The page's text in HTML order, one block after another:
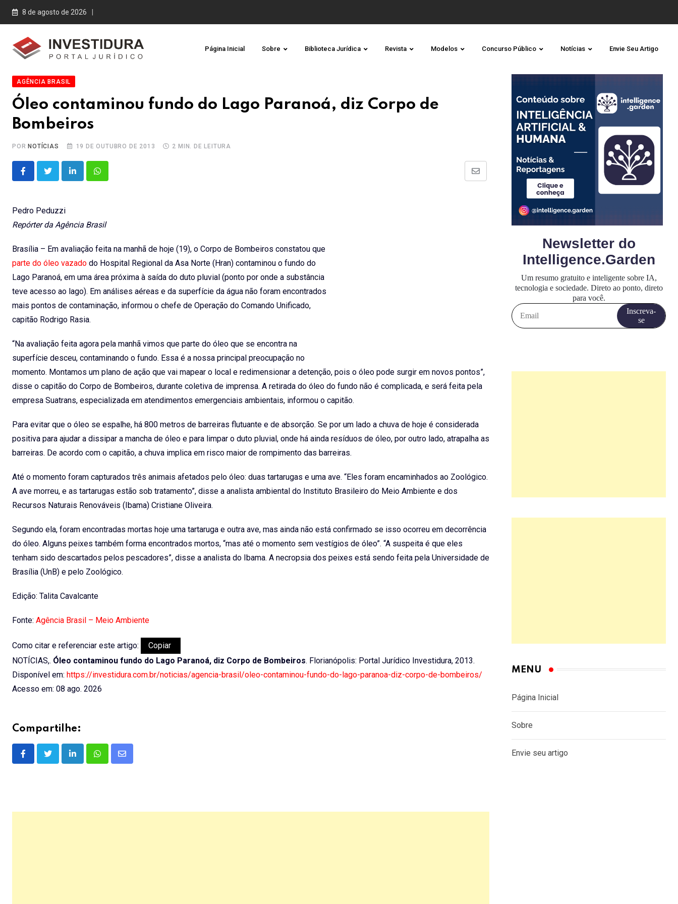
Skip
8 de agosto de 2026
Página Inicial Sobre Biblioteca Jurídica Revista Modelos Concurso Público Notícias Envie Seu Artigo
AGÊNCIA BRASIL
Óleo contaminou fundo do Lago Paranoá, diz Corpo de
Bombeiros
PORNOTÍCIAS 19 DE OUTUBRO DE 2013 2 MIN. DE LEITURA
LinkedInWhatsapp
Share
Pedro Peduzzi
Repórter da Agência Brasil
Brasília – Em avaliação feita na manhã de hoje (19), o Corpo de Bombeiros constatou que
parte do óleo vazado do Hospital Regional da Asa Norte (Hran) contaminou o fundo do
Lago Paranoá, em uma área próxima à saída do duto pluvial (ponto por onde a substância
teve acesso ao lago). Em análises aéreas e da superfície da água não foram encontrados
mais pontos de contaminação, informou o chefe de Operação do Comando Unificado,
capitão Rodrigo Rasia.
“Na avaliação feita agora pela manhã vimos que parte do óleo que se encontra na
superfície desceu, contaminando o fundo. Essa é a nossa principal preocupação no
momento. Montamos um plano de ação que vai mapear o local e redimensionar a detenção, pois o óleo pode surgir em novos pontos”,
disse o capitão do Corpo de Bombeiros, durante coletiva de imprensa. A retirada do óleo do fundo não é complicada, e será feita pela
empresa Suatrans, especializada em atendimentos emergenciais ambientais, informou o capitão.
Para evitar que o óleo se espalhe, há 800 metros de barreiras flutuante e de absorção. Se por um lado a chuva de hoje é considerada
positiva para ajudar a dissipar a mancha de óleo e para limpar o duto pluvial, onde há ainda resíduos de óleo, por outro lado, atrapalha as
barreiras. De acordo com o capitão, a chuva implica em risco maior de rompimento das barreiras.
Até o momento foram capturados três animais afetados pelo óleo: duas tartarugas e uma ave. “Eles foram encaminhados ao Zoológico.
A ave morreu, e as tartarugas estão sob tratamento”, disse a analista ambiental do Instituto Brasileiro do Meio Ambiente e dos
Recursos Naturais Renováveis (Ibama) Cristiane Oliveira.
Segundo ela, foram encontradas mortas hoje uma tartaruga e outra ave, mas ainda não está confirmado se isso ocorreu em decorrência
do óleo. Alguns peixes também forma encontrados mortos, “mas até o momento sem vestígios de óleo”. “A suspeita é que eles
tenham sido descartados pelos pescadores”, disse a analista do Ibama. A necropsia dos peixes está sendo feita pela Universidade de
Brasília (UnB) e pelo Zoológico.
Edição: Talita Cavalcante
Fonte: Agência Brasil – Meio Ambiente
Como citar e referenciar este artigo:
Copiar
NOTÍCIAS,. Óleo contaminou fundo do Lago Paranoá, diz Corpo de Bombeiros. Florianópolis: Portal Jurídico Investidura, 2013.
Disponível em: https://investidura.com.br/noticias/agencia-brasil/oleo-contaminou-fundo-do-lago-paranoa-diz-corpo-de-bombeiros/
Acesso em: 08 ago. 2026
Compartilhe:
LinkedInWhatsappShare
MENU
Página Inicial
Sobre
Envie seu artigo